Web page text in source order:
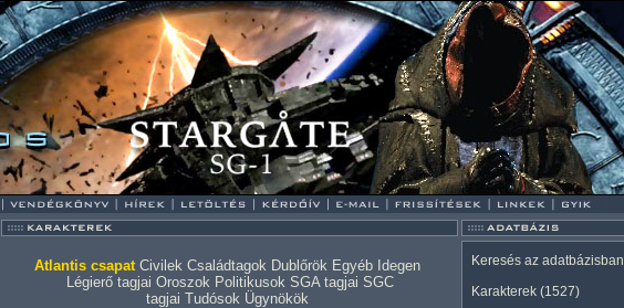
Atlantis csapat Civilek Családtagok Dublőrök Egyéb Idegen
Légierő tagjai Oroszok Politikusok SGA tagjai SGC
tagjai Tudósok Ügynökök
Keresés az adatbázisban
Karakterek (1527)